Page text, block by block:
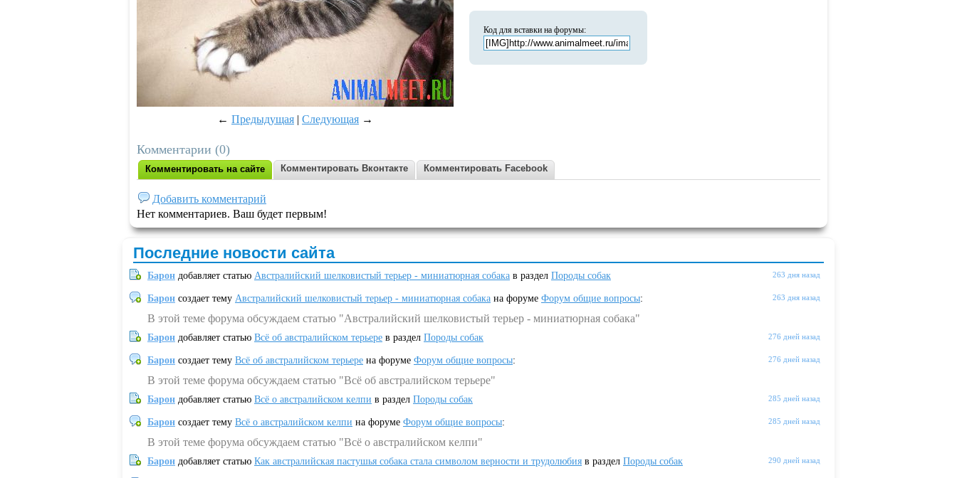
← Предыдущая | Следующая →
Код для вставки на форумы:
Комментарии (0)
Комментировать на сайте Комментировать Вконтакте Комментировать Facebook
Добавить комментарий
Нет комментариев. Ваш будет первым!
Последние новости сайта
263 дня назад
Барон добавляет статью Австралийский шелковистый терьер - миниатюрная собака в раздел Породы собак
263 дня назад
Барон создает тему Австралийский шелковистый терьер - миниатюрная собака на форуме Форум общие вопросы:
В этой теме форума обсуждаем статью "Австралийский шелковистый терьер - миниатюрная собака"
276 дней назад
Барон добавляет статью Всё об австралийском терьере в раздел Породы собак
276 дней назад
Барон создает тему Всё об австралийском терьере на форуме Форум общие вопросы:
В этой теме форума обсуждаем статью "Всё об австралийском терьере"
285 дней назад
Барон добавляет статью Всё о австралийском келпи в раздел Породы собак
285 дней назад
Барон создает тему Всё о австралийском келпи на форуме Форум общие вопросы:
В этой теме форума обсуждаем статью "Всё о австралийском келпи"
290 дней назад
Барон добавляет статью Как австралийская пастушья собака стала символом верности и трудолюбия в раздел Породы собак